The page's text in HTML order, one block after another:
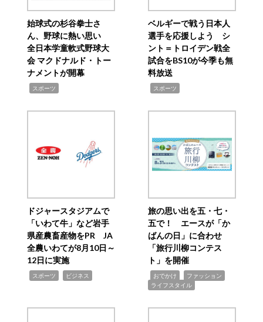
始球式の杉谷拳士さ
ん、野球に熱い思い
全日本学童軟式野球大
会 マクドナルド・トー
ナメントが開幕
スポーツ
ベルギーで戦う日本人
選手を応援しよう シ
ント＝トロイデン戦全
試合をBS10が今季も無
料放送
スポーツ
ドジャースタジアムで
「いわて牛」など岩手
県産農畜産物をPR JA
全農いわてが8月10日～
12日に実施
スポーツ ビジネス
旅の思い出を五・七・
五で！ エースが「か
ばんの日」に合わせ
「旅行川柳コンテス
ト」を開催
おでかけ ファッション
ライフスタイル